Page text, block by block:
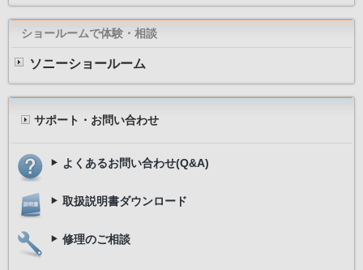
ショールームで体験・相談
ソニーショールーム
サポート・お問い合わせ
よくあるお問い合わせ(Q&A)
取扱説明書ダウンロード
修理のご相談